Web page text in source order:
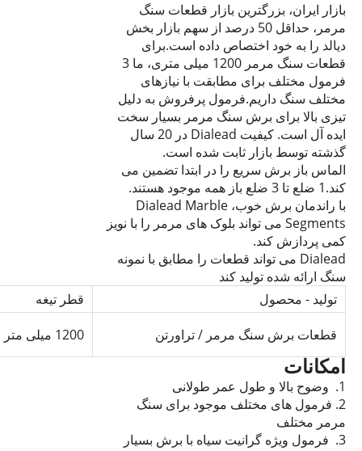
بازار ایران، بزرگترین بازار قطعات سنگ
مرمر، حداقل 50 درصد از سهم بازار بخش
دیالد را به خود اختصاص داده است.برای
قطعات سنگ مرمر 1200 میلی متری، ما 3
فرمول مختلف برای مطابقت با نیازهای
مختلف سنگ داریم.فرمول پرفروش به دلیل
تیزی بالا برای برش سنگ مرمر بسیار سخت
ایده آل است. کیفیت Dialead در 20 سال
گذشته توسط بازار ثابت شده است.
الماس باز برش سریع را در ابتدا تضمین می
کند.1 ضلع تا 3 ضلع باز همه موجود هستند.
با راندمان برش خوب، Dialead Marble
Segments می تواند بلوک های مرمر را با نویز
کمی پردازش کند.
Dialead می تواند قطعات را مطابق با نمونه
سنگ ارائه شده تولید کند
تولید - محصول
قطر تیغه
قطعات برش سنگ مرمر / تراورتن
1200 میلی متر
امکانات
1. وضوح بالا و طول عمر طولانی
2. فرمول های مختلف موجود برای سنگ
مرمر مختلف
3. فرمول ویژه گرانیت سیاه با برش بسیار